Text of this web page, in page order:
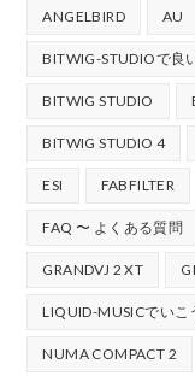
ANGELBIRD AU
BITWIG-STUDIOで良
BITWIG STUDIO
BITWIG STUDIO 4
ESI FABFILTER
FAQ 〜 よくある質問
GRANDVJ 2 XT
LIQUID-MUSICでいこ
NUMA COMPACT 2